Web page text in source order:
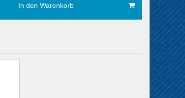
In den Warenkorb